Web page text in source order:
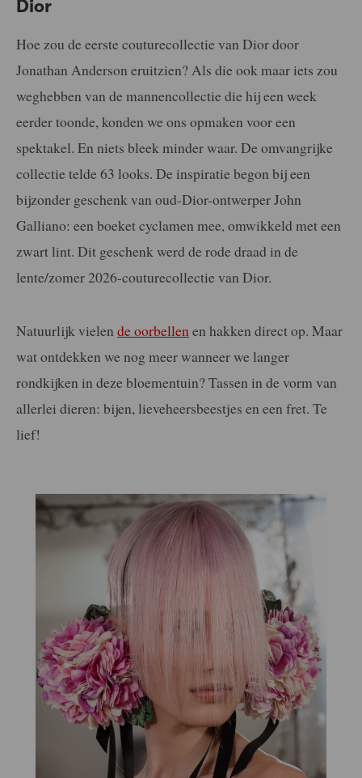
Dior
Hoe zou de eerste couturecollectie van Dior door
Jonathan Anderson eruitzien? Als die ook maar iets zou
weghebben van de mannencollectie die hij een week
eerder toonde, konden we ons opmaken voor een
spektakel. En niets bleek minder waar. De omvangrijke
collectie telde 63 looks. De inspiratie begon bij een
bijzonder geschenk van oud-Dior-ontwerper John
Galliano: een boeket cyclamen mee, omwikkeld met een
zwart lint. Dit geschenk werd de rode draad in de
lente/zomer 2026-couturecollectie van Dior.
Natuurlijk vielen de oorbellenen hakken direct op. Maar
wat ontdekken we nog meer wanneer we langer
rondkijken in deze bloementuin? Tassen in de vorm van
allerlei dieren: bijen, lieveheersbeestjes en een fret. Te
lief!